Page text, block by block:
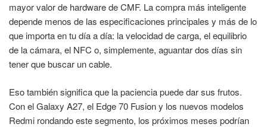
mayor valor de hardware de CMF. La compra más inteligente
depende menos de las especificaciones principales y más de lo
que importa en tu día a día: la velocidad de carga, el equilibrio
de la cámara, el NFC o, simplemente, aguantar dos días sin
tener que buscar un cable.
Eso también significa que la paciencia puede dar sus frutos.
Con el Galaxy A27, el Edge 70 Fusion y los nuevos modelos
Redmi rondando este segmento, los próximos meses podrían